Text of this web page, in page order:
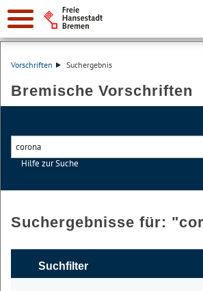
Vorschriften Suchergebnis
Bremische Vorschriften
Hilfe zur Suche
Suchergebnisse für: "
Suchfilter